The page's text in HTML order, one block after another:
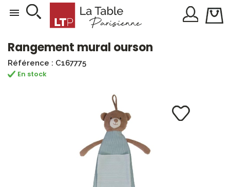

Rangement mural ourson
Référence : C167775
En stock